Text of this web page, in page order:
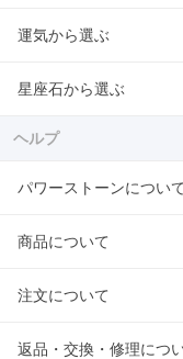
運気から選ぶ
星座石から選ぶ
ヘルプ
パワーストーンについて
商品について
注文について
返品・交換・修理につ